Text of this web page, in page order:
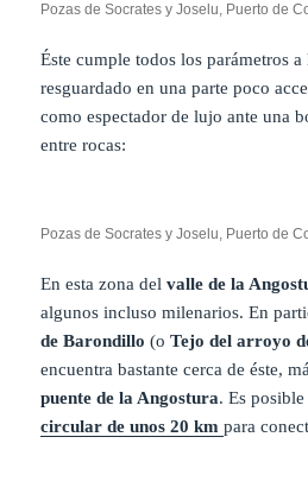
Pozas de Socrates y Joselu, Puerto de
Éste cumple todos los parámetros
resguardado en una parte poco
como espectador de lujo ante una
entre rocas:
Pozas de Socrates y Joselu, Puerto de
En esta zona del valle de la
algunos incluso milenarios. En
de Barondillo (oTejo del arroyo
encuentra bastante cerca de éste,
puente de la Angostura. Es
circular de unos 20 kmpara